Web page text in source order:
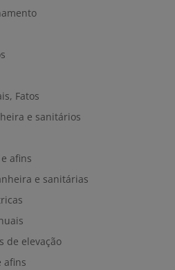
Fatos
e sanitários
afins
e sanitárias
de elevação
afins